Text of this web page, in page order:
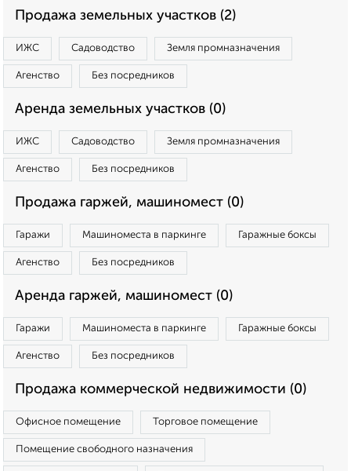
Продажа земельных участков (2)
ИЖС Садоводство Земля промназначения
Агенство Без посредников
Аренда земельных участков (0)
ИЖС Садоводство Земля промназначения
Агенство Без посредников
Продажа гаржей, машиномест (0)
Гаражи Машиноместа в паркинге Гаражные боксы
Агенство Без посредников
Аренда гаржей, машиномест (0)
Гаражи Машиноместа в паркинге Гаражные боксы
Агенство Без посредников
Продажа коммерческой недвижимости (0)
Офисное помещение Торговое помещение
Помещение свободного назначения